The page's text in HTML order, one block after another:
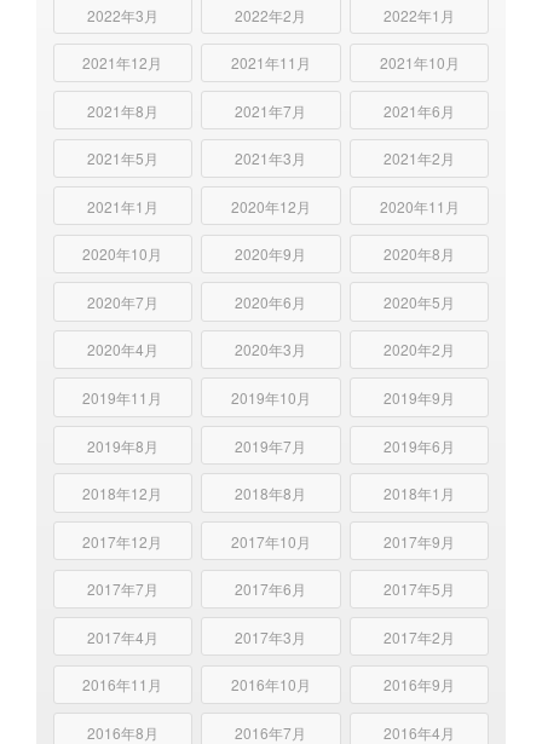
2022年3月 2022年2月 2022年1月
2021年12月 2021年11月 2021年10月
2021年8月 2021年7月 2021年6月
2021年5月 2021年3月 2021年2月
2021年1月 2020年12月 2020年11月
2020年10月 2020年9月 2020年8月
2020年7月 2020年6月 2020年5月
2020年4月 2020年3月 2020年2月
2019年11月 2019年10月 2019年9月
2019年8月 2019年7月 2019年6月
2018年12月 2018年8月 2018年1月
2017年12月 2017年10月 2017年9月
2017年7月 2017年6月 2017年5月
2017年4月 2017年3月 2017年2月
2016年11月 2016年10月 2016年9月
2016年8月 2016年7月 2016年4月